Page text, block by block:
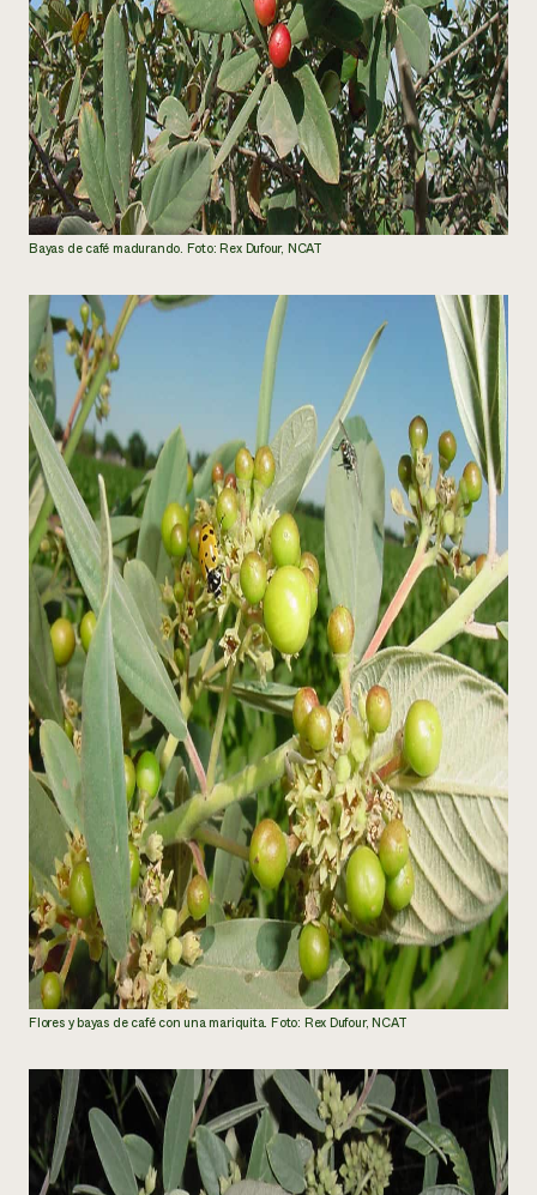
Bayas de café madurando. Foto: Rex Dufour, NCAT
Flores y bayas de café con una mariquita. Foto: Rex Dufour, NCAT